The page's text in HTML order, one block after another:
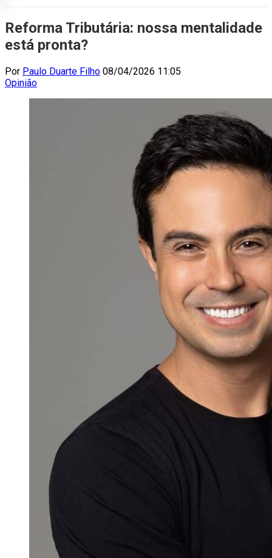
Reforma Tributária: nossa mentalidade
está pronta?
Por Paulo Duarte Filho 08/04/2026 11:05
Opinião